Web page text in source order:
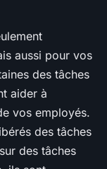
aussi pour vos
des tâches
aider à
vos employés.
des tâches
des tâches